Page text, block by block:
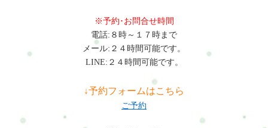
※予約･お問合せ時間
電話:８時～１７時まで
メール:２４時間可能です。
LINE:２４時間可能です。
↓予約フォームはこちら
ご予約